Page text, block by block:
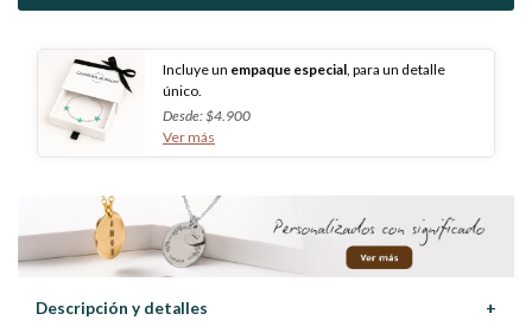
Incluye un empaque especial , para un detalle
único.
Desde: $4.900
Ver más
Descripción y detalles +